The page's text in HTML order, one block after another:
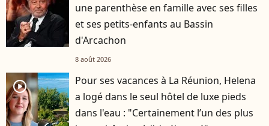
une parenthèse en famille avec ses filles
et ses petits-enfants au Bassin
d'Arcachon
8 août 2026
player2
Pour ses vacances à La Réunion, Helena
a logé dans le seul hôtel de luxe pieds
dans l'eau : "Certainement l’un des plus